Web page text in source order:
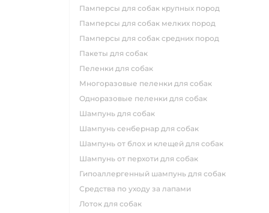
памперсы для собак крупных пород
памперсы для собак мелких пород
памперсы для собак средних пород
пакеты для собак
пеленки для собак
многоразовые пеленки для собак
одноразовые пеленки для собак
шампунь для собак
шампунь сенбернар для собак
шампунь от блох и клещей для собак
шампунь от перхоти для собак
гипоаллергенный шампунь для собак
средства по уходу за лапами
лоток для собак